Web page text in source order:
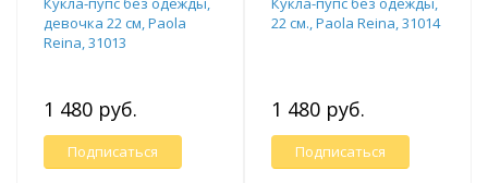
девочка 22 см, Paola
Reina, 31013
1 480 руб.
Подписаться
22 см., Paola Reina, 31014
1 480 руб.
Подписаться